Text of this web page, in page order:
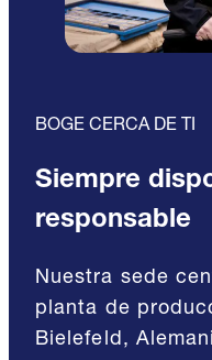
BOGE CERCA DE TI
Siempre
responsable
Nuestra sede
planta de
Bielefeld,